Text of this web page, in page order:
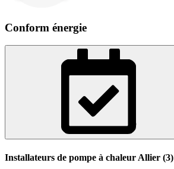
Conform énergie
Installateurs de pompe à chaleur Allier (3)